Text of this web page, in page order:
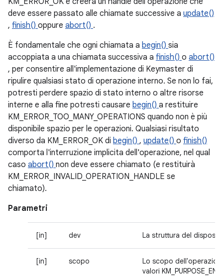
deve essere passato alle chiamate successive a update()
, finish() oppure abort() .
È fondamentale che ogni chiamata a begin() sia
accoppiata a una chiamata successiva a finish() o abort()
, per consentire all'implementazione di Keymaster di
ripulire qualsiasi stato di operazione interno. Se non lo fai,
potresti perdere spazio di stato interno o altre risorse
interne e alla fine potresti causare begin() a restituire
KM_ERROR_TOO_MANY_OPERATIONS quando non è più
disponibile spazio per le operazioni. Qualsiasi risultato
diverso da KM_ERROR_OK di begin() , update() o finish()
comporta l'interruzione implicita dell'operazione, nel qual
caso abort() non deve essere chiamato (e restituirà
KM_ERROR_INVALID_OPERATION_HANDLE se
chiamato).
Parametri
[in] dev La struttura del
[in] scopo
Lo scopo
valori